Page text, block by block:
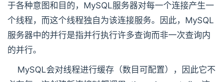
于各种意图和目的，MySQL服务器对每一个连接产生一
个线程，而这个线程独自为该连接服务。因此，MySQL
服务器中的并行是指并行执行许多查询而非一次查询内
的并行。
MySQL会对线程进行缓存（数目可配置），因此它不